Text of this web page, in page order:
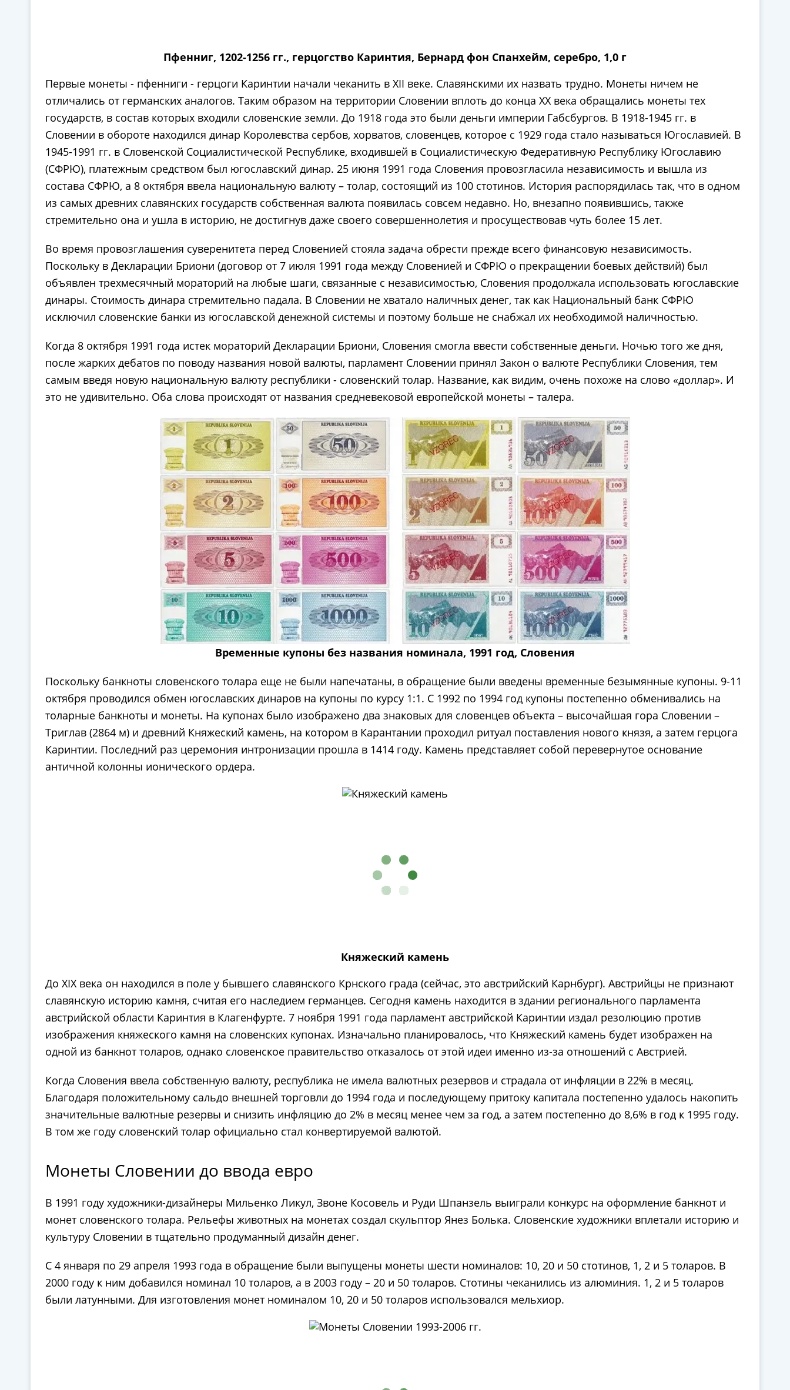
Пфенниг, 1202-1256 гг., герцогство Каринтия, Бернард фон Спанхейм, серебро, 1,0 г
Первые монеты - пфенниги - герцоги Каринтии начали чеканить в XII веке. Славянскими их назвать трудно. Монеты ничем не
отличались от германских аналогов. Таким образом на территории Словении вплоть до конца ХХ века обращались монеты тех
государств, в состав которых входили словенские земли. До 1918 года это были деньги империи Габсбургов. В 1918-1945 гг. в
Словении в обороте находился динар Королевства сербов, хорватов, словенцев, которое с 1929 года стало называться Югославией. В
1945-1991 гг. в Словенской Социалистической Республике, входившей в Социалистическую Федеративную Республику Югославию
(СФРЮ), платежным средством был югославский динар. 25 июня 1991 года Словения провозгласила независимость и вышла из
состава СФРЮ, а 8 октября ввела национальную валюту – толар, состоящий из 100 стотинов. История распорядилась так, что в одном
из самых древних славянских государств собственная валюта появилась совсем недавно. Но, внезапно появившись, также
стремительно она и ушла в историю, не достигнув даже своего совершеннолетия и просуществовав чуть более 15 лет.
Во время провозглашения суверенитета перед Словенией стояла задача обрести прежде всего финансовую независимость.
Поскольку в Декларации Бриони (договор от 7 июля 1991 года между Словенией и СФРЮ о прекращении боевых действий) был
объявлен трехмесячный мораторий на любые шаги, связанные с независимостью, Словения продолжала использовать югославские
динары. Стоимость динара стремительно падала. В Словении не хватало наличных денег, так как Национальный банк СФРЮ
исключил словенские банки из югославской денежной системы и поэтому больше не снабжал их необходимой наличностью.
Когда 8 октября 1991 года истек мораторий Декларации Бриони, Словения смогла ввести собственные деньги. Ночью того же дня,
после жарких дебатов по поводу названия новой валюты, парламент Словении принял Закон о валюте Республики Словения, тем
самым введя новую национальную валюту республики - словенский толар. Название, как видим, очень похоже на слово «доллар». И
это не удивительно. Оба слова происходят от названия средневековой европейской монеты – талера.
Временные купоны без названия номинала, 1991 год, Словения
Поскольку банкноты словенского толара еще не были напечатаны, в обращение были введены временные безымянные купоны. 9-11
октября проводился обмен югославских динаров на купоны по курсу 1:1. С 1992 по 1994 год купоны постепенно обменивались на
толарные банкноты и монеты. На купонах было изображено два знаковых для словенцев объекта – высочайшая гора Словении –
Триглав (2864 м) и древний Княжеский камень, на котором в Карантании проходил ритуал поставления нового князя, а затем герцога
Каринтии. Последний раз церемония интронизации прошла в 1414 году. Камень представляет собой перевернутое основание
античной колонны ионического ордера.
Княжеский камень
До XIX века он находился в поле у бывшего славянского Крнского града (сейчас, это австрийский Карнбург). Австрийцы не признают
славянскую историю камня, считая его наследием германцев. Сегодня камень находится в здании регионального парламента
австрийской области Каринтия в Клагенфурте. 7 ноября 1991 года парламент австрийской Каринтии издал резолюцию против
изображения княжеского камня на словенских купонах. Изначально планировалось, что Княжеский камень будет изображен на
одной из банкнот толаров, однако словенское правительство отказалось от этой идеи именно из-за отношений с Австрией.
Когда Словения ввела собственную валюту, республика не имела валютных резервов и страдала от инфляции в 22% в месяц.
Благодаря положительному сальдо внешней торговли до 1994 года и последующему притоку капитала постепенно удалось накопить
значительные валютные резервы и снизить инфляцию до 2% в месяц менее чем за год, а затем постепенно до 8,6% в год к 1995 году.
В том же году словенский толар официально стал конвертируемой валютой.
Монеты Словении до ввода евро
В 1991 году художники-дизайнеры Мильенко Ликул, Звоне Косовель и Руди Шпанзель выиграли конкурс на оформление банкнот и
монет словенского толара. Рельефы животных на монетах создал скульптор Янез Болька. Словенские художники вплетали историю и
культуру Словении в тщательно продуманный дизайн денег.
С 4 января по 29 апреля 1993 года в обращение были выпущены монеты шести номиналов: 10, 20 и 50 стотинов, 1, 2 и 5 толаров. В
2000 году к ним добавился номинал 10 толаров, а в 2003 году – 20 и 50 толаров. Стотины чеканились из алюминия. 1, 2 и 5 толаров
были латунными. Для изготовления монет номиналом 10, 20 и 50 толаров использовался мельхиор.